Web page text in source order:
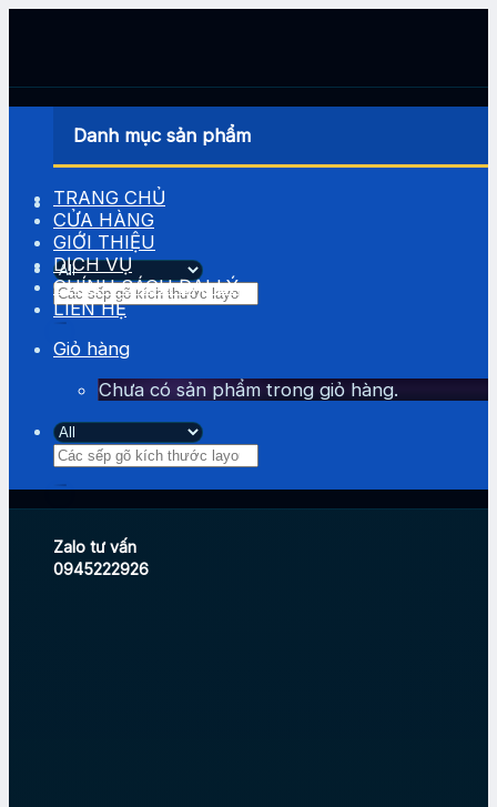
Tìm
kiếm:
Zalo tư vấn
0945222926
Danh mục sản phẩm
TRANG CHỦ
CỬA HÀNG
GIỚI THIỆU
DỊCH VỤ
CHÍNH SÁCH ĐẠI LÝ
LIÊN HỆ
Giỏ hàng
Chưa có sản phẩm trong giỏ hàng.
Tìm
kiếm: